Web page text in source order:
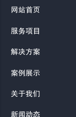
网站首页
服务项目
解决方案
案例展示
关于我们
新闻动态